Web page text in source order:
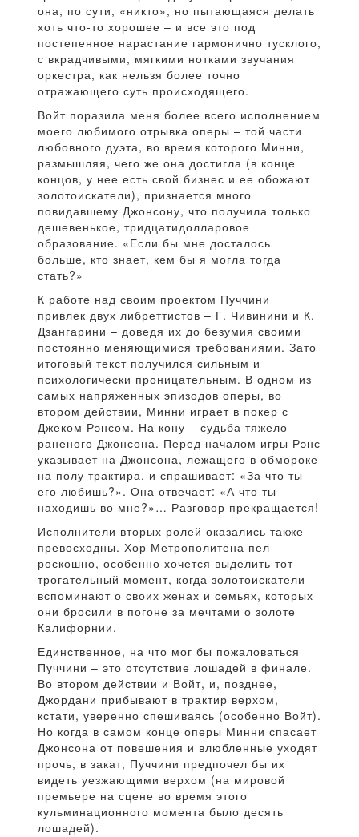
она, по сути, «никто», но пытающаяся делать
хоть что-то хорошее – и все это под
постепенное нарастание гармонично тусклого,
с вкрадчивыми, мягкими нотками звучания
оркестра, как нельзя более точно
отражающего суть происходящего.
Войт поразила меня более всего исполнением
моего любимого отрывка оперы – той части
любовного дуэта, во время которого Минни,
размышляя, чего же она достигла (в конце
концов, у нее есть свой бизнес и ее обожают
золотоискатели), признается много
повидавшему Джонсону, что получила только
дешевенькое, тридцатидолларовое
образование. «Если бы мне досталось
больше, кто знает, кем бы я могла тогда
стать?»
К работе над своим проектом Пуччини
привлек двух либреттистов – Г. Чивинини и К.
Дзангарини – доведя их до безумия своими
постоянно меняющимися требованиями. Зато
итоговый текст получился сильным и
психологически проницательным. В одном из
самых напряженных эпизодов оперы, во
втором действии, Минни играет в покер с
Джеком Рэнсом. На кону – судьба тяжело
раненого Джонсона. Перед началом игры Рэнс
указывает на Джонсона, лежащего в обмороке
на полу трактира, и спрашивает: «За что ты
его любишь?». Она отвечает: «А что ты
находишь во мне?»… Разговор прекращается!
Исполнители вторых ролей оказались также
превосходны. Хор Метрополитена пел
роскошно, особенно хочется выделить тот
трогательный момент, когда золотоискатели
вспоминают о своих женах и семьях, которых
они бросили в погоне за мечтами о золоте
Калифорнии.
Единственное, на что мог бы пожаловаться
Пуччини – это отсутствие лошадей в финале.
Во втором действии и Войт, и, позднее,
Джордани прибывают в трактир верхом,
кстати, уверенно спешиваясь (особенно Войт).
Но когда в самом конце оперы Минни спасает
Джонсона от повешения и влюбленные уходят
прочь, в закат, Пуччини предпочел бы их
видеть уезжающими верхом (на мировой
премьере на сцене во время этого
кульминационного момента было десять
лошадей).